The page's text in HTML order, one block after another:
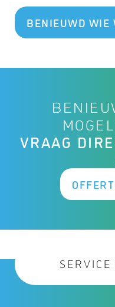
BENIEUWD WIE
VRAAG